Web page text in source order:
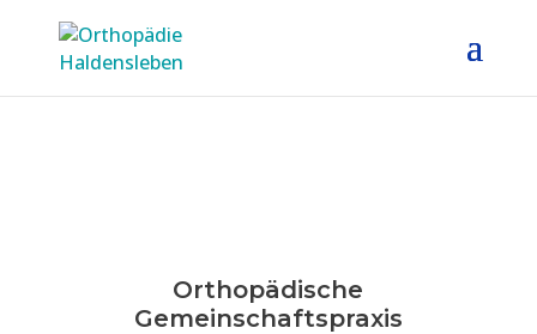
Orthopädische
Gemeinschafts­praxis